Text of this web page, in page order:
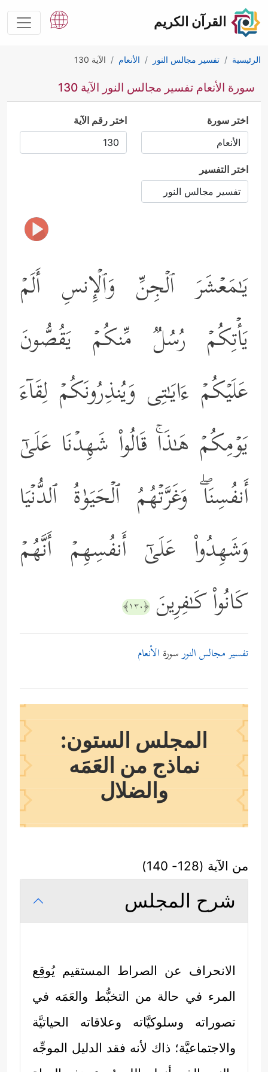
القرآن الكريم
الرئيسية تفسير مجالس النور الأنعام الآية 130
سورة الأنعام تفسير مجالس النور الآية 130
اختر سورة اختر رقم الآية
اختر التفسير
یَـٰمَعۡشَرَ ٱلۡجِنِّ وَٱلۡإِنسِ أَلَمۡ
یَأۡتِكُمۡ رُسُلࣱ مِّنكُمۡ یَقُصُّونَ
عَلَیۡكُمۡ ءَایَـٰتِی وَیُنذِرُونَكُمۡ لِقَاۤءَ
یَوۡمِكُمۡ هَـٰذَاۚ قَالُواْ شَهِدۡنَا عَلَىٰۤ
أَنفُسِنَاۖ وَغَرَّتۡهُمُ ٱلۡحَیَوٰةُ ٱلدُّنۡیَا
وَشَهِدُواْ عَلَىٰۤ أَنفُسِهِمۡ أَنَّهُمۡ
كَانُواْ كَـٰفِرِینَ ﴿١٣٠﴾
تفسير مجالس النورسورة الأنعام
المجلس الستون:
نماذج من العَمَه
والضلال
من الآية (128- 140)
شرح المجلس
الانحراف عن الصراط المستقيم يُوقِع
المرء في حالة من التخبُّط والعَمَه في
تصوراته وسلوكيَّاته وعلاقاته الحياتيَّة
والاجتماعيَّة؛ ذاك لأنه فقد الدليل الموجِّه